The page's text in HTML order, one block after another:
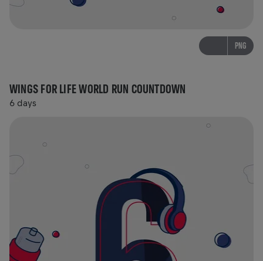
PNG
WINGS FOR LIFE WORLD RUN COUNTDOWN
6 days